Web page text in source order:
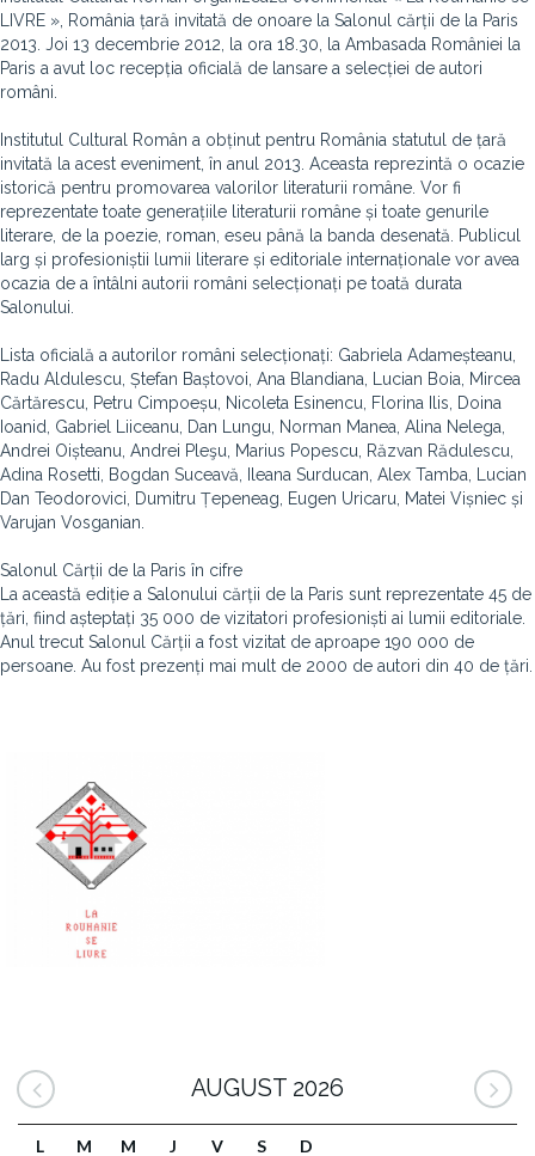
LIVRE », România țară invitată de onoare la Salonul cărții de la Paris
2013. Joi 13 decembrie 2012, la ora 18.30, la Ambasada României la
Paris a avut loc recepția oficială de lansare a selecției de autori
români.
Institutul Cultural Român a obținut pentru România statutul de țară
invitată la acest eveniment, în anul 2013. Aceasta reprezintă o ocazie
istorică pentru promovarea valorilor literaturii române. Vor fi
reprezentate toate generațiile literaturii române și toate genurile
literare, de la poezie, roman, eseu până la banda desenată. Publicul
larg și profesioniștii lumii literare și editoriale internaționale vor avea
ocazia de a întâlni autorii români selecționați pe toată durata
Salonului.
Lista oficială a autorilor români selecționați: Gabriela Adameșteanu,
Radu Aldulescu, Ștefan Baștovoi, Ana Blandiana, Lucian Boia, Mircea
Cărtărescu, Petru Cimpoeșu, Nicoleta Esinencu, Florina Ilis, Doina
Ioanid, Gabriel Liiceanu, Dan Lungu, Norman Manea, Alina Nelega,
Andrei Oișteanu, Andrei Pleşu, Marius Popescu, Răzvan Rădulescu,
Adina Rosetti, Bogdan Suceavă, Ileana Surducan, Alex Tamba, Lucian
Dan Teodorovici, Dumitru Țepeneag, Eugen Uricaru, Matei Vișniec și
Varujan Vosganian.
Salonul Cărții de la Paris în cifre
La această ediție a Salonului cărții de la Paris sunt reprezentate 45 de
țări, fiind așteptați 35 000 de vizitatori profesioniști ai lumii editoriale.
Anul trecut Salonul Cărții a fost vizitat de aproape 190 000 de
persoane. Au fost prezenți mai mult de 2000 de autori din 40 de țări.
AUGUST 2026
L M M J V S D